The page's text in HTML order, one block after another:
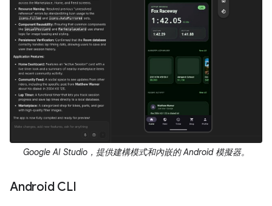
Google AI Studio，提供建構模式和內嵌的 Android 模擬器。
Android CLI